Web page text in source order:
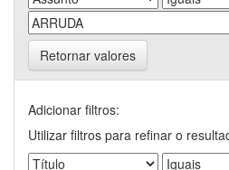
Retornar valores
Adicionar filtros:
Utilizar filtros para refinar o